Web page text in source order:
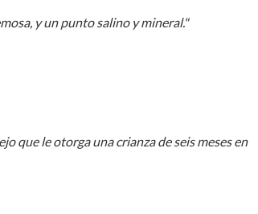
y un punto salino y mineral."
que le otorga una crianza de seis meses en